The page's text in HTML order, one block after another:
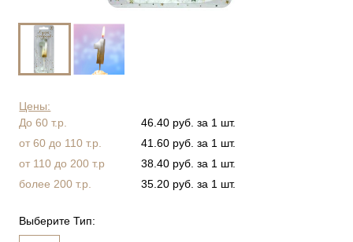
Цены:
До 60 т.р.
46.40 руб. за 1 шт.
от 60 до 110 т.р.
41.60 руб. за 1 шт.
от 110 до 200 т.р
38.40 руб. за 1 шт.
более 200 т.р.
35.20 руб. за 1 шт.
Выберите Тип: